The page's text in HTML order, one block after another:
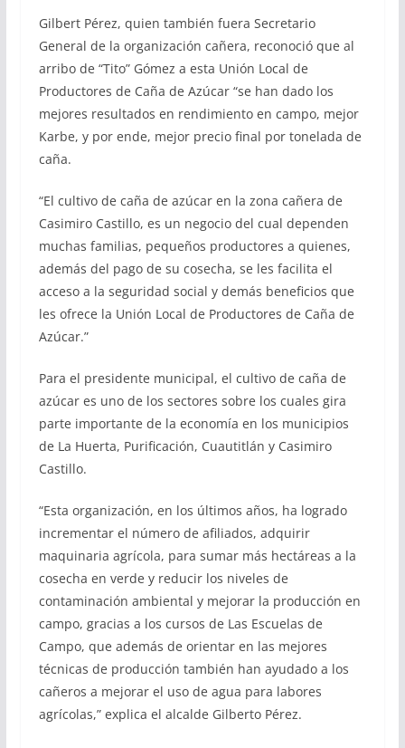
Gilbert Pérez, quien también fuera Secretario
General de la organización cañera, reconoció que al
arribo de “Tito” Gómez a esta Unión Local de
Productores de Caña de Azúcar “se han dado los
mejores resultados en rendimiento en campo, mejor
Karbe, y por ende, mejor precio final por tonelada de
caña.
“El cultivo de caña de azúcar en la zona cañera de
Casimiro Castillo, es un negocio del cual dependen
muchas familias, pequeños productores a quienes,
además del pago de su cosecha, se les facilita el
acceso a la seguridad social y demás beneficios que
les ofrece la Unión Local de Productores de Caña de
Azúcar.”
Para el presidente municipal, el cultivo de caña de
azúcar es uno de los sectores sobre los cuales gira
parte importante de la economía en los municipios
de La Huerta, Purificación, Cuautitlán y Casimiro
Castillo.
“Esta organización, en los últimos años, ha logrado
incrementar el número de afiliados, adquirir
maquinaria agrícola, para sumar más hectáreas a la
cosecha en verde y reducir los niveles de
contaminación ambiental y mejorar la producción en
campo, gracias a los cursos de Las Escuelas de
Campo, que además de orientar en las mejores
técnicas de producción también han ayudado a los
cañeros a mejorar el uso de agua para labores
agrícolas,” explica el alcalde Gilberto Pérez.